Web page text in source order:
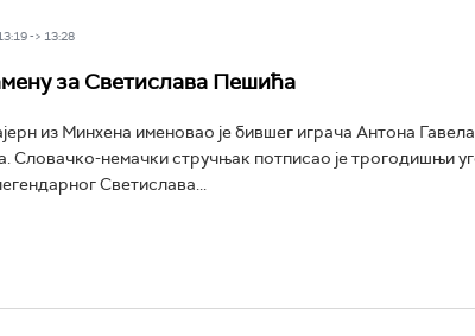
-> 13:28
за Светислава Пешића
из Минхена именовао је бившег играча Антона
Словачко-немачки стручњак потписао је трогодишњи
Светислава...